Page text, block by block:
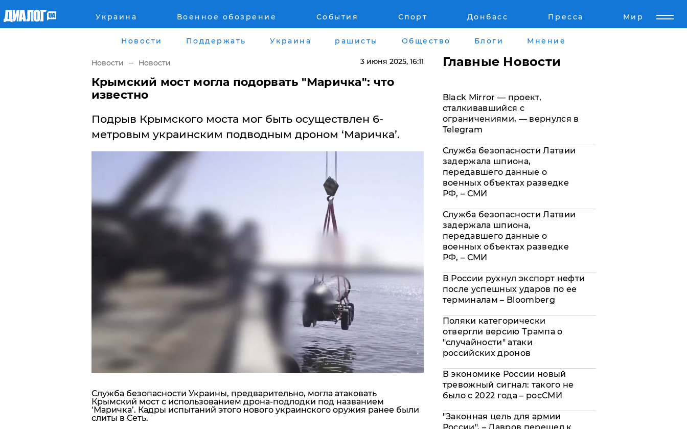
Украина Военное обозрение События Спорт Донбасс Пресса Мир
Военное обозрение
Города
Луганск
Днепр
Львов
Война на Донбассе и в Крыму
"ЛНР"
Новости Крыма
Донбасс
Лайф стайл
Помощь проекту
Стиль Диалога
Культура
Пресс-релизы
Новости Поддержать Украина рашисты Общество Блоги Мнение
Новости Новости 3 июня 2025, 16:11
​Крымский мост могла подорвать "Маричка": что
известно
Подрыв Крымского моста мог быть осуществлен 6-
метровым украинским подводным дроном ‘Маричка’.
Служба безопасности Украины, предварительно, могла атаковать
Крымский мост с использованием дрона-подлодки под названием
‘Маричка’. Кадры испытаний этого нового украинского оружия ранее были
слиты в Сеть.
Главные Новости
Black Mirror — проект,
сталкивавшийся с
ограничениями, — вернулся в
Telegram
Служба безопасности Латвии
задержала шпиона,
передавшего данные о
военных объектах разведке
РФ, – СМИ
Служба безопасности Латвии
задержала шпиона,
передавшего данные о
военных объектах разведке
РФ, – СМИ
В России рухнул экспорт нефти
после успешных ударов по ее
терминалам – Bloomberg
Поляки категорически
отвергли версию Трампа о
"случайности" атаки
российских дронов
В экономике России новый
тревожный сигнал: такого не
было с 2022 года – росСМИ
"Законная цель для армии